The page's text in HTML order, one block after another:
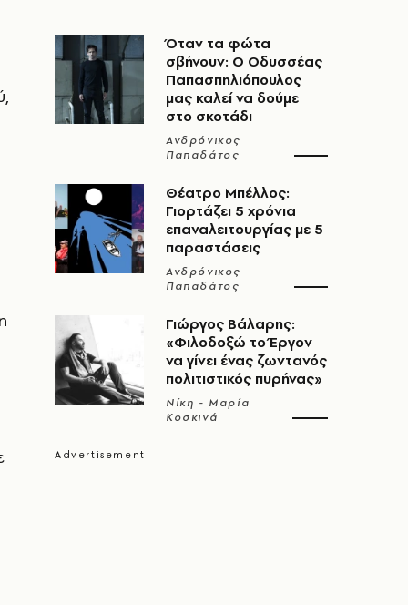
Όταν τα φώτα
σβήνουν: Ο Οδυσσέας
Παπασπηλιόπουλος
μας καλεί να δούμε
στο σκοτάδι
Ανδρόνικος
Παπαδάτος
Θέατρο Μπέλλος:
Γιορτάζει 5 χρόνια
επαναλειτουργίας με 5
παραστάσεις
Ανδρόνικος
Παπαδάτος
Γιώργος Βάλαρης:
«Φιλοδοξώ το Έργον
να γίνει ένας ζωντανός
πολιτιστικός πυρήνας»
Νίκη - Μαρία
Κοσκινά